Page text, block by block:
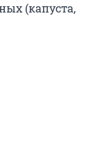
(капуста,